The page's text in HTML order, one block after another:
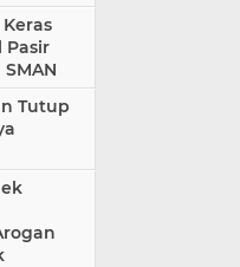
Pasir
Tutup